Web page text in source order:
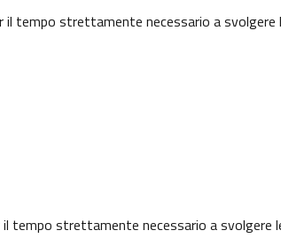
tempo strettamente necessario a
tempo strettamente necessario a svolgere